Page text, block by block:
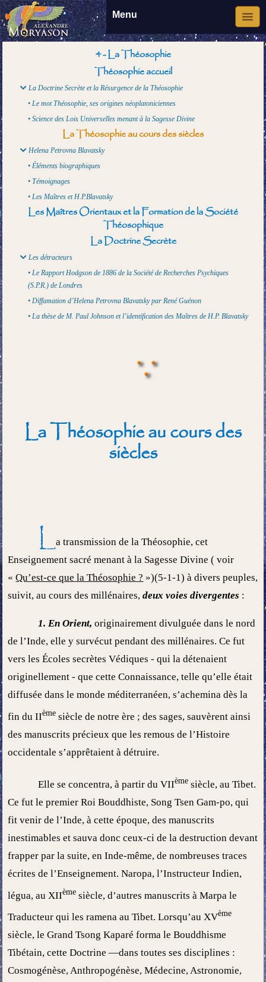
Menu
4 - La Théosophie
Théosophie accueil
La Doctrine Secrète et la Résurgence de la Théosophie
• Le mot Théosophie, ses origines néoplatoniciennes
• Science des Lois Universelles menant à la Sagesse Divine
La Théosophie au cours des siècles
Helena Petrovna Blavatsky
• Éléments biographiques
• Témoignages
• Les Maîtres et H.P.Blavatsky
Les Maîtres Orientaux et la Formation de la Société
Théosophique
La Doctrine Secrète
Les détracteurs
• Le Rapport Hodgson de 1886 de la Société de Recherches Psychiques
(S.P.R.) de Londres
• Diffamation d’Helena Petrovna Blavatsky par René Guénon
• La thèse de M. Paul Johnson et l’identification des Maîtres de H.P. Blavatsky
La Théosophie au cours des
siècles
La transmission de la Théosophie, cet
Enseignement sacré menant à la Sagesse Divine ( voir
«Qu’est-ce que la Théosophie ? »)(5-1-1) à divers peuples,
suivit, au cours des millénaires,deux voies divergentes :
1. En Orient, originairement divulguée dans le nord
de l’Inde, elle y survécut pendant des millénaires. Ce fut
vers les Écoles secrètes Védiques - qui la détenaient
originellement - que cette Connaissance, telle qu’elle était
diffusée dans le monde méditerranéen, s’achemina dès la
fin du IIème siècle de notre ère ; des sages, sauvèrent ainsi
des manuscrits précieux que les remous de l’Histoire
occidentale s’apprêtaient à détruire.
Elle se concentra, à partir du VIIème siècle, au Tibet.
Ce fut le premier Roi Bouddhiste, Song Tsen Gam-po, qui
fit venir de l’Inde, à cette époque, des manuscrits
inestimables et sauva donc ceux-ci de la destruction devant
frapper par la suite, en Inde-même, de nombreuses traces
écrites de l’Enseignement. Naropa, l’Instructeur Indien,
légua, au XIIème siècle, d’autres manuscrits à Marpa le
Traducteur qui les ramena au Tibet. Lorsqu’au XVème
siècle, le Grand Tsong Kaparé forma le Bouddhisme
Tibétain, cette Doctrine —dans toutes ses disciplines :
Cosmogénèse, Anthropogénèse, Médecine, Astronomie,